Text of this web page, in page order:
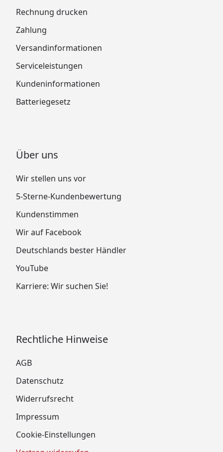
Rechnung drucken
Zahlung
Versandinformationen
Serviceleistungen
Kundeninformationen
Batteriegesetz
Über uns
Wir stellen uns vor
5-Sterne-Kundenbewertung
Kundenstimmen
Wir auf Facebook
Deutschlands bester Händler
YouTube
Karriere: Wir suchen Sie!
Rechtliche Hinweise
AGB
Datenschutz
Widerrufsrecht
Impressum
Cookie-Einstellungen